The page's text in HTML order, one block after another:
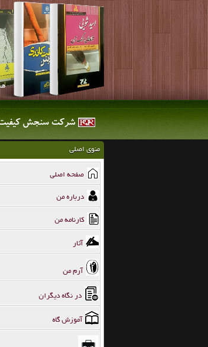
شرکت سنجش
شرکت سنجش کیفیت پارس در سال 1386 تاسیس
منوی اصلی
صفحه اصلي
درباره من
کارنامه من
آثار
آرم من
در نگاه دیگران
آموزش گاه